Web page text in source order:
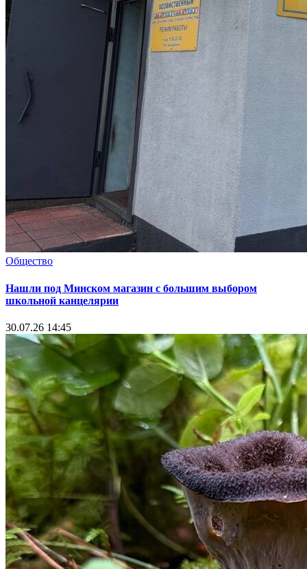
Общество
Нашли под Минском магазин с большим выбором
школьной канцелярии
30.07.26 14:45